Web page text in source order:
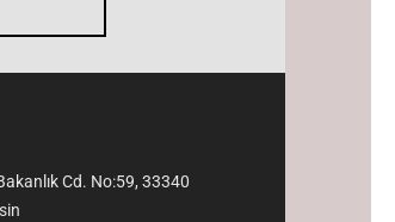
Cd. No:59, 33340